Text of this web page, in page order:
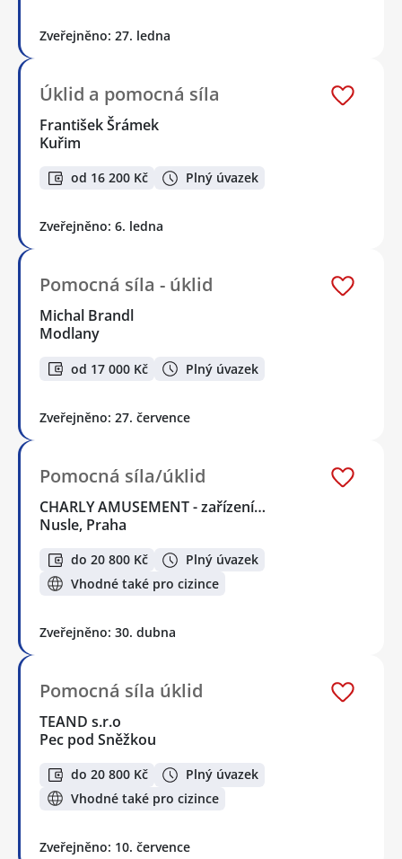
Zveřejněno: 27. ledna
Úklid a pomocná síla
František Šrámek
Kuřim
od 16 200 Kč Plný úvazek
Zveřejněno: 6. ledna
Pomocná síla - úklid
Michal Brandl
Modlany
od 17 000 Kč Plný úvazek
Zveřejněno: 27. července
Pomocná síla/úklid
CHARLY AMUSEMENT - zařízení…
Nusle, Praha
do 20 800 Kč
Plný úvazek
Vhodné také pro cizince
Zveřejněno: 30. dubna
Pomocná síla úklid
TEAND s.r.o
Pec pod Sněžkou
do 20 800 Kč
Plný úvazek
Vhodné také pro cizince
Zveřejněno: 10. července